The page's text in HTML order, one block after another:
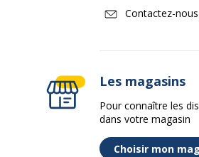
Contactez-
Les magasins
Pour connaître les
dans votre magasin
Choisir mon